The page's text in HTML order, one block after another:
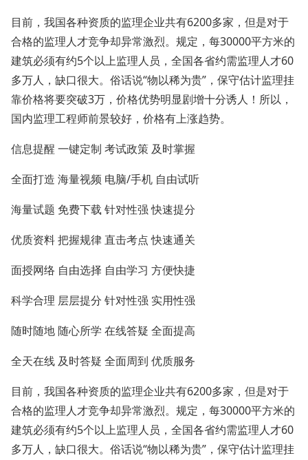
目前，我国各种资质的监理企业共有6200多家，但是对于
合格的监理人才竞争却异常激烈。规定，每30000平方米的
建筑必须有约5个以上监理人员，全国各省约需监理人才60
多万人，缺口很大。俗话说“物以稀为贵”，保守估计监理挂
靠价格将要突破3万，价格优势明显剧增十分诱人！所以，
国内监理工程师前景较好，价格有上涨趋势。
信息提醒 一键定制 考试政策 及时掌握
全面打造 海量视频 电脑/手机 自由试听
海量试题 免费下载 针对性强 快速提分
优质资料 把握规律 直击考点 快速通关
面授网络 自由选择 自由学习 方便快捷
科学合理 层层提分 针对性强 实用性强
随时随地 随心所学 在线答疑 全面提高
全天在线 及时答疑 全面周到 优质服务
目前，我国各种资质的监理企业共有6200多家，但是对于
合格的监理人才竞争却异常激烈。规定，每30000平方米的
建筑必须有约5个以上监理人员，全国各省约需监理人才60
多万人，缺口很大。俗话说“物以稀为贵”，保守估计监理挂